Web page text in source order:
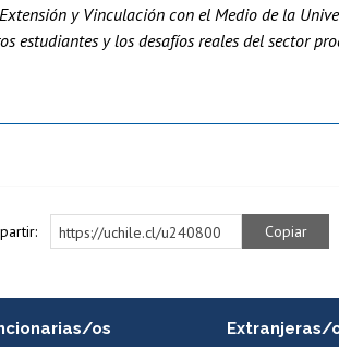
y Vinculación con el Medio de la
estudiantes y los desafíos reales del sector
https://uchile.cl/u240800 Copiar
os Extranjeras/